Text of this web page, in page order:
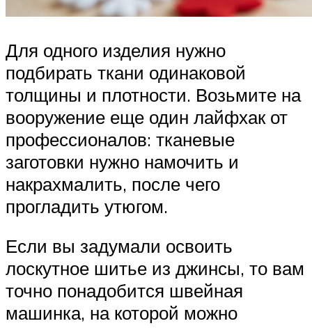
Для одного изделия нужно
подбирать ткани одинаковой
толщины и плотности. Возьмите на
вооружение еще один лайфхак от
профессионалов: тканевые
заготовки нужно намочить и
накрахмалить, после чего
прогладить утюгом.
Если вы задумали освоить
лоскутное шитье из джинсы, то вам
точно понадобится швейная
машинка, на которой можно